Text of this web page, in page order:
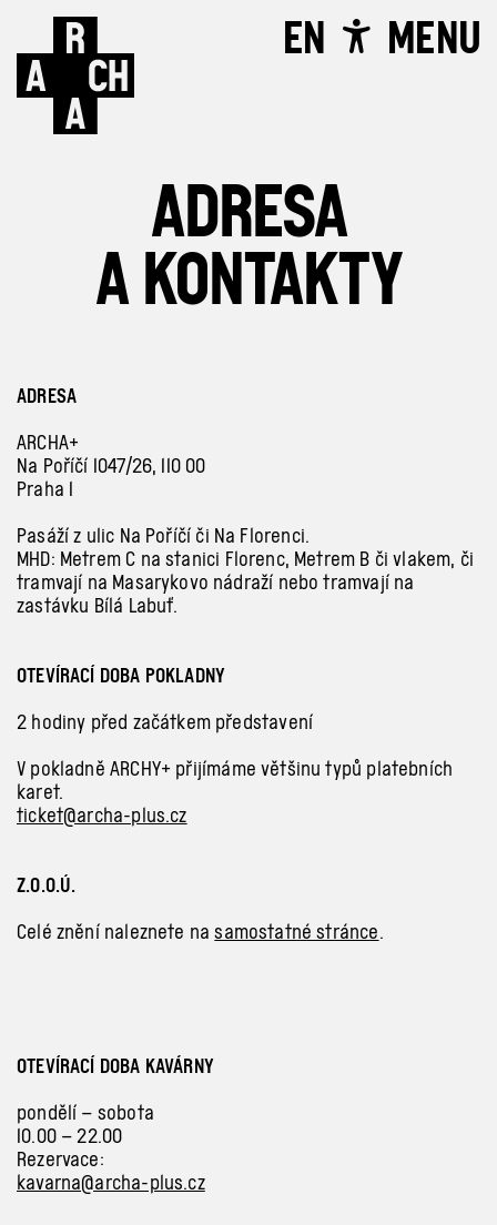
EN MENU
ADRESA
A KONTAKTY
ADRESA
ARCHA+
Na Poříčí 1047/26, 110 00
Praha 1
Pasáží z ulic Na Poříčí či Na Florenci.
MHD: Metrem C na stanici Florenc, Metrem B či vlakem, či
tramvají na Masarykovo nádraží nebo tramvají na
zastávku Bílá Labuť.
OTEVÍRACÍ DOBA POKLADNY
2 hodiny před začátkem představení
V pokladně ARCHY+ přijímáme většinu typů platebních
karet.
ticket@archa-plus.cz
Z.O.O.Ú.
Celé znění naleznete nasamostatné stránce.
OTEVÍRACÍ DOBA KAVÁRNY
pondělí – sobota
10.00 – 22.00
Rezervace:
kavarna@archa-plus.cz